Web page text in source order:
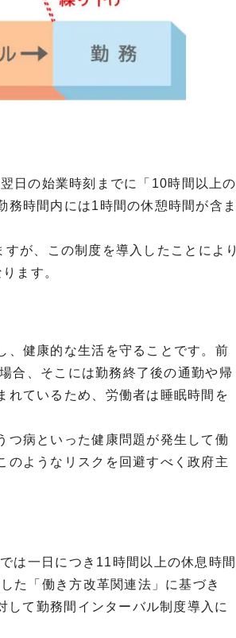
日の始業時刻までに「 10時間以上の
務時間内には1 時間の休憩時間が含ま
すが、この制度を導入したことにより
ます。
、健康的な生活を守ることです。前
合、そこには勤務終了後の通勤や帰
れているため、労働者は睡眠時間を
つ病といった健康問題が発生して働
のようなリスクを回避すべく政府主
では一日につき 11 時間以上の休息時間
た「働き方改革関連法」に基づき
して勤務間インターバル制度導入に